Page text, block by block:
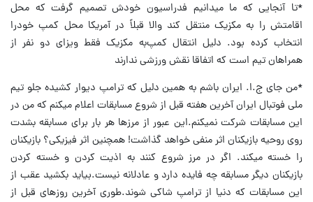
*تا آنجایی که ما میدانیم فدراسیون خودش تصمیم گرفت که محل
اقامتش را به مکزیک منتقل کند والا قبلاً در آمریکا محل کمپ خودرا
انتخاب کرده بود. دلیل انتقال کمپ‌به مکزیک فقط ویزای دو نفر از
همراهان تیم است که اتفاقا نقش ورزشی ندارند
*من جای ج.ا. ایران باشم به همین دلیل که ترامپ دیوار کشیده جلو تیم
ملی فوتبال ایران آخرین هفته قبل از شروع مسابقات اعلام میکنم که من در
این مسابقات شرکت نمیکنم.این عبور از مرزها هر بار برای مسابقه بشدت
روی روحیه بازیکنان اثر منفی خواهد گذاشت! همچنین اثر فیزیکی؟ بازیکنان
را خسته میکند. اگر در مرز شروع کنند به اذیت کردن و خسته کردن
بازیکنان دیگر مسابقه چه فایده دارد و عادلانه نیست.بیاید بکشید عقب از
این مسابقات که دنیا از ترامپ شاکی شوند.طوری آخرین روزهای قبل از